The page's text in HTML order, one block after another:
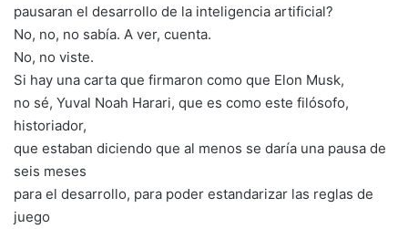
pausaran el desarrollo de la inteligencia artificial?
No, no, no sabía. A ver, cuenta.
No, no viste.
Si hay una carta que firmaron como que Elon Musk,
no sé, Yuval Noah Harari, que es como este filósofo,
historiador,
que estaban diciendo que al menos se daría una pausa de
seis meses
para el desarrollo, para poder estandarizar las reglas de
juego